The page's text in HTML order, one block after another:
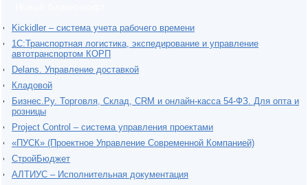
Kickidler – система учета рабочего времени
1С:Транспортная логистика, экспедирование и управление
автотранспортом КОРП
Delans. Управление доставкой
Кладовой
Бизнес.Ру. Торговля, Склад, CRM и онлайн-касса 54-ФЗ. Для опта и
розницы
Project Сontrol – система управления проектами
«ПУСК» (Проектное Управление Современной Компанией)
СтройБюджет
АЛТИУС – Исполнительная документация